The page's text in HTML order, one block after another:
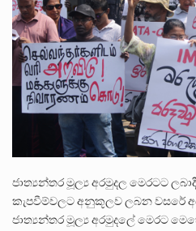
ජාත්‍යන්තර මූල්‍ය අරමුදල මෙරටට
කැපවීම්වලට අනුකූලව ලබන වසරේ
ජාත්‍යන්තර මූල්‍ය අරමුදලේ මෙරට